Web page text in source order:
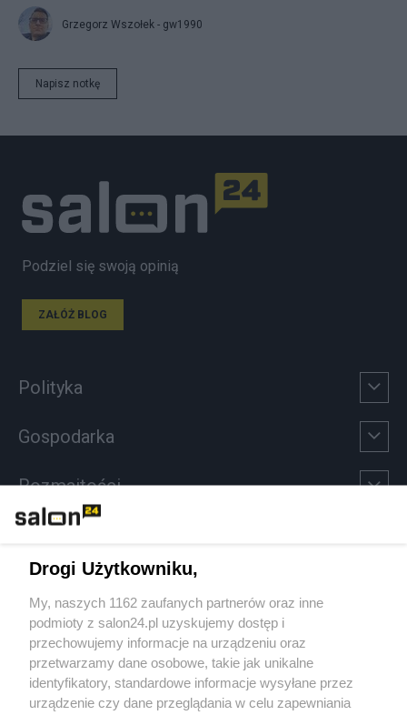
Grzegorz Wszołek - gw1990
Napisz notkę
Podziel się swoją opinią
ZAŁÓŻ BLOG
Polityka
Gospodarka
Rozmaitości
Sport
Społeczeństwo
Kultura
Drogi Użytkowniku,
My, naszych 1162 zaufanych partnerów oraz inne
podmioty z salon24.pl uzyskujemy dostęp i
przechowujemy informacje na urządzeniu oraz
przetwarzamy dane osobowe, takie jak unikalne
identyfikatory, standardowe informacje wysyłane przez
urządzenie czy dane przeglądania w celu zapewniania